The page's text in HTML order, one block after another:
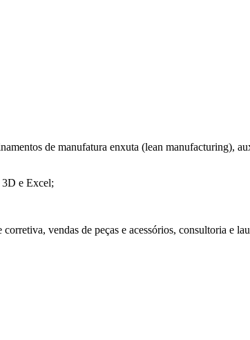
de manufatura enxuta (lean manufacturing),
e Excel;
vendas de peças e acessórios, consultoria e